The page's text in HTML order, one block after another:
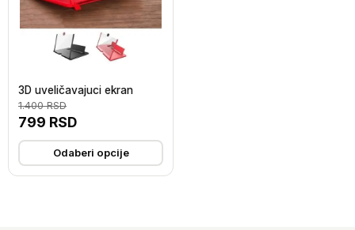
3D uveličavajuci ekran
799 RSD
1.400RSD
Odaberi opcije